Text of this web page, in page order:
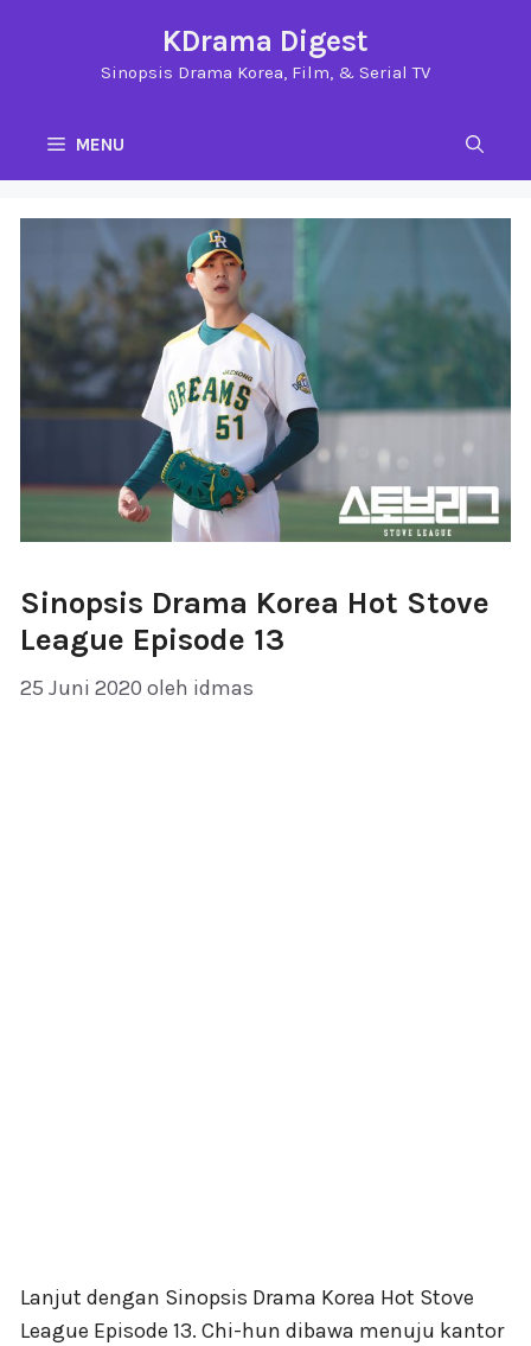
KDrama Digest
Sinopsis Drama Korea, Film, & Serial TV
MENU
Sinopsis Drama Korea Hot Stove
League Episode 13
25 Juni 2020 oleh idmas
Lanjut dengan Sinopsis Drama Korea Hot Stove
League Episode 13. Chi-hun dibawa menuju kantor